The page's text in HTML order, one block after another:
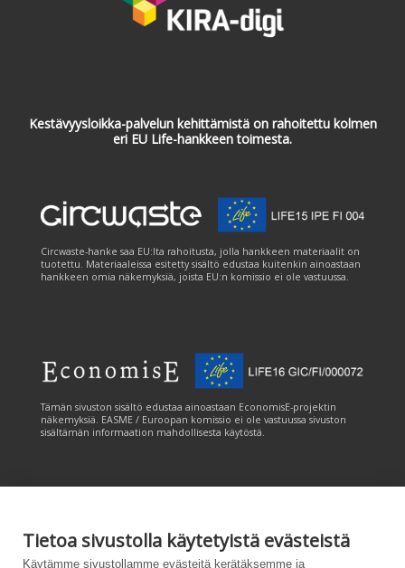
Tietoa sivustolla käytetyistä evästeistä
Käytämme sivustollamme evästeitä kerätäksemme ja
Kestävyysloikka-palvelun kehittämistä on rahoitettu kolmen
eri EU Life-hankkeen toimesta.
Circwaste-hanke saa EU:lta rahoitusta, jolla hankkeen materiaalit on
tuotettu. Materiaaleissa esitetty sisältö edustaa kuitenkin ainoastaan
hankkeen omia näkemyksiä, joista EU:n komissio ei ole vastuussa.
Tämän sivuston sisältö edustaa ainoastaan EconomisE-projektin
näkemyksiä. EASME / Euroopan komissio ei ole vastuussa sivuston
sisältämän informaation mahdollisesta käytöstä.
Tämän sivuston tuottamiseen on saatu rahoitusta Euroopan unionin